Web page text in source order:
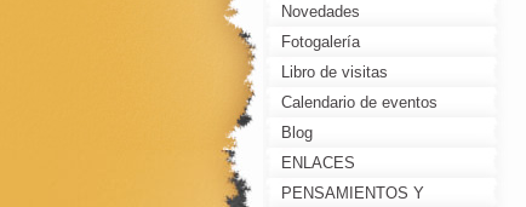
Novedades
Fotogalería
Libro de visitas
Calendario de eventos
Blog
ENLACES
PENSAMIENTOS Y